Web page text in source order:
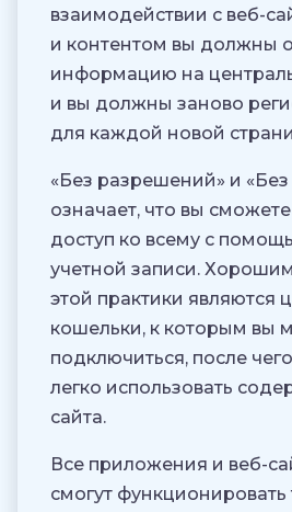
взаимодействии с веб-
и контентом вы должны
информацию на
и вы должны заново
для каждой новой
«Без разрешений» и
означает, что вы
доступ ко всему с
учетной записи.
этой практики являются
кошельки, к которым вы
подключиться, после
легко использовать
сайта.
Все приложения и веб-
смогут